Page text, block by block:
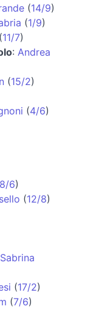
(14/9)
(1/9)
(11/7)
: Andrea
(15/2)
(4/6)
8/6)
(12/8)
Sabrina
(17/2)
(7/6)